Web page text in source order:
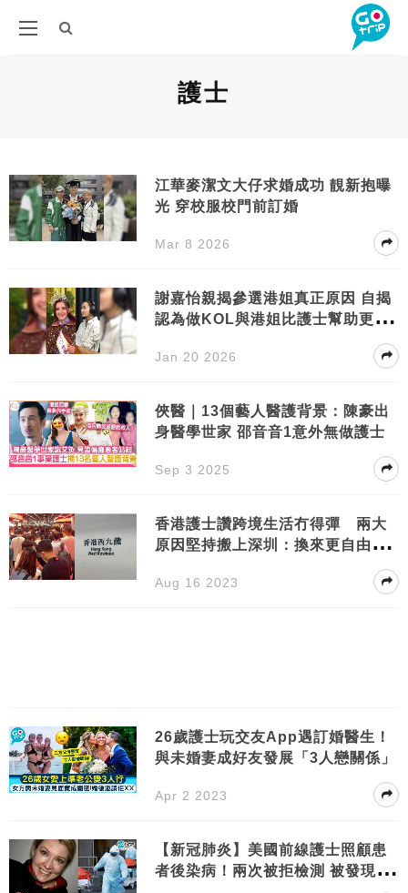
護士
江華麥潔文大仔求婚成功 靚新抱曝
光 穿校服校門前訂婚
Mar 8 2026
謝嘉怡親揭參選港姐真正原因 自揭
認為做KOL與港姐比護士幫助更多
Jan 20 2026
俠醫｜13個藝人醫護背景：陳豪出
身醫學世家 邵音音1意外無做護士
Sep 3 2025
香港護士讚跨境生活冇得彈 兩大
原因堅持搬上深圳：換來更自由的
Aug 16 2023
26歲護士玩交友App遇訂婚醫生！
與未婚妻成好友發展「3人戀關係」
Apr 2 2023
【新冠肺炎】美國前線護士照顧患
者後染病！兩次被拒檢測 被發現於